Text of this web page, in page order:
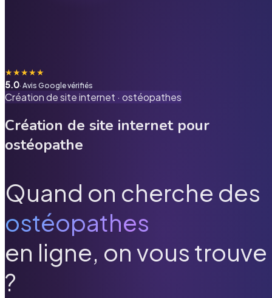
★★★★★
5.0· Avis Google vérifiés
Création de site internet · ostéopathes
Création de site internet pour
ostéopathe
Quand on cherche des
ostéopathes
en ligne, on vous trouve
?